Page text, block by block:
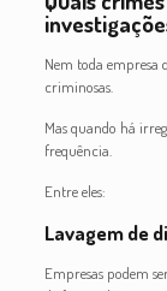
Nem toda empresa
criminosas.
Mas quando há
frequência.
Entre eles:
Lavagem de
Empresas podem